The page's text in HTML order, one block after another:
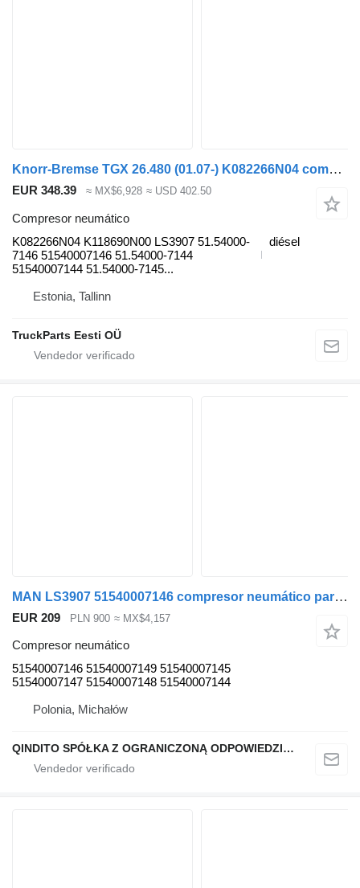
Knorr-Bremse TGX 26.480 (01.07-) K082266N04 compresor neumático para MAN TGL, TGM, TGS, TGX (2005-2021) cabeza tractora
EUR 348.39 ≈ MX$6,928 ≈ USD 402.50
Compresor neumático
K082266N04 K118690N00 LS3907 51.54000-
7146 51540007146 51.54000-7144
51540007144 51.54000-7145...
diésel
Estonia, Tallinn
TruckParts Eesti OÜ
MAN LS3907 51540007146 compresor neumático para MAN TGA TGX TGS EEV cabeza tractora para piezas
EUR 209 PLN 900 ≈ MX$4,157
Compresor neumático
51540007146 51540007149 51540007145
51540007147 51540007148 51540007144
Polonia, Michałów
QINDITO SPÓŁKA Z OGRANICZONĄ ODPOWIEDZIALNOŚCIĄ